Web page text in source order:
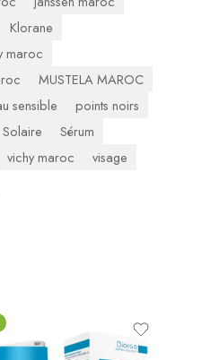
Klorane
maroc
MUSTELA MAROC
sensible
points noirs
Solaire
Sérum
vichy maroc
visage